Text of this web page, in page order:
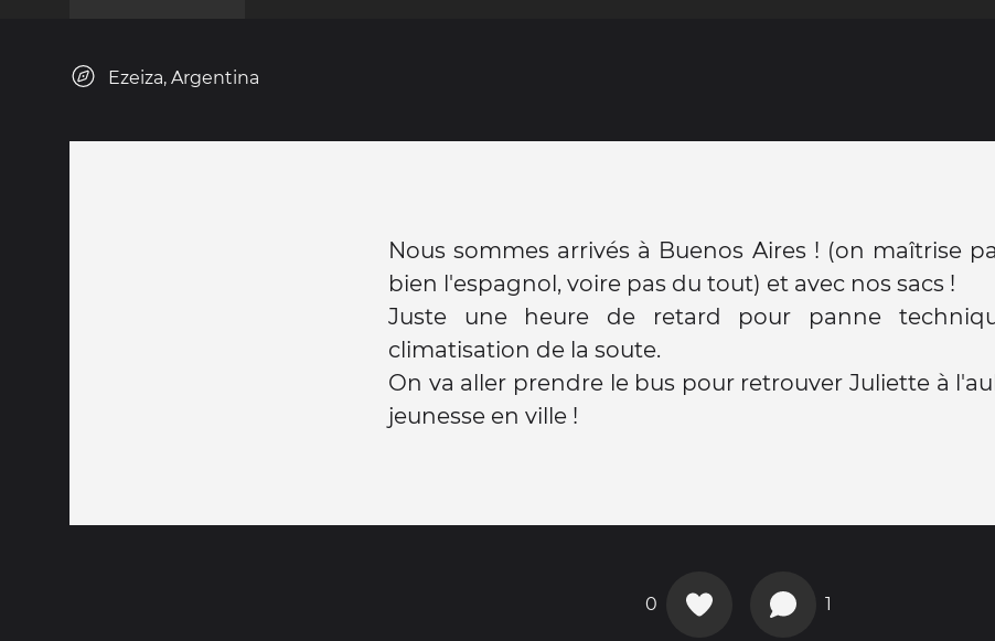
Ezeiza, Argentina
Nous sommes arrivés à Buenos Aires ! (on maîtrise
bien l'espagnol, voire pas du tout) et avec nos sacs !
Juste une heure de retard pour panne
climatisation de la soute.
On va aller prendre le bus pour retrouver Juliette à
jeunesse en ville !
0 1